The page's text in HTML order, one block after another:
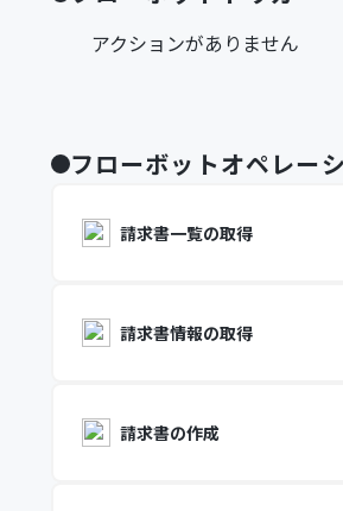
アクションがありません
フローボットオペレー
請求書一覧の取得
請求書情報の取得
請求書の作成